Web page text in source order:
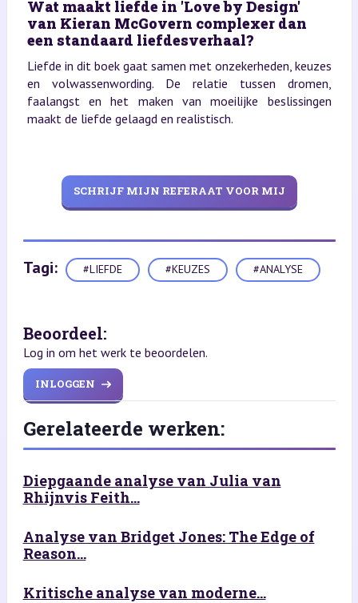
Wat maakt liefde in 'Love by Design'
van Kieran McGovern complexer dan
een standaard liefdesverhaal?
Liefde in dit boek gaat samen met onzekerheden, keuzes
en volwassenwording. De relatie tussen dromen,
faalangst en het maken van moeilijke beslissingen
maakt de liefde gelaagd en realistisch.
SCHRIJF MIJN REFERAAT VOOR MIJ
Tagi: #LIEFDE #KEUZES #ANALYSE
Beoordeel:
Log in om het werk te beoordelen.
INLOGGEN
Gerelateerde werken:
Diepgaande analyse van Julia van
Rhijnvis Feith...
Analyse van Bridget Jones: The Edge of
Reason...
Kritische analyse van moderne...